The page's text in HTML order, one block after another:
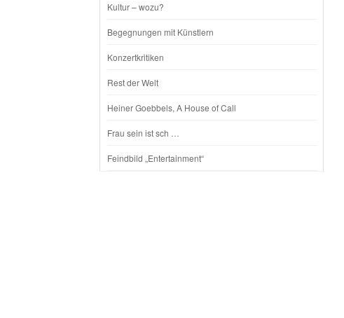
CONTENT
Kultur – wozu?
Begegnungen mit Künstlern
Konzertkritiken
Rest der Welt
Heiner Goebbels, A House of Call
Frau sein ist sch …
Feindbild „Entertainment“